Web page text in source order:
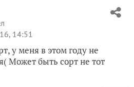
14:51
у меня в этом году не
Может быть сорт не тот